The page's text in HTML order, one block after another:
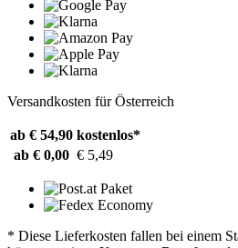
Versandkosten für Österreich
ab € 54,90 kostenlos*
ab € 0,00 € 5,49
* Diese Lieferkosten fallen bei einem